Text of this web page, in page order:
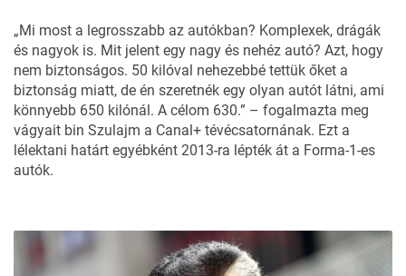
„Mi most a legrosszabb az autókban? Komplexek, drágák
és nagyok is. Mit jelent egy nagy és nehéz autó? Azt, hogy
nem biztonságos. 50 kilóval nehezebbé tettük őket a
biztonság miatt, de én szeretnék egy olyan autót látni, ami
könnyebb 650 kilónál. A célom 630.” – fogalmazta meg
vágyait bin Szulajm a Canal+ tévécsatornának. Ezt a
lélektani határt egyébként 2013-ra lépték át a Forma-1-es
autók.